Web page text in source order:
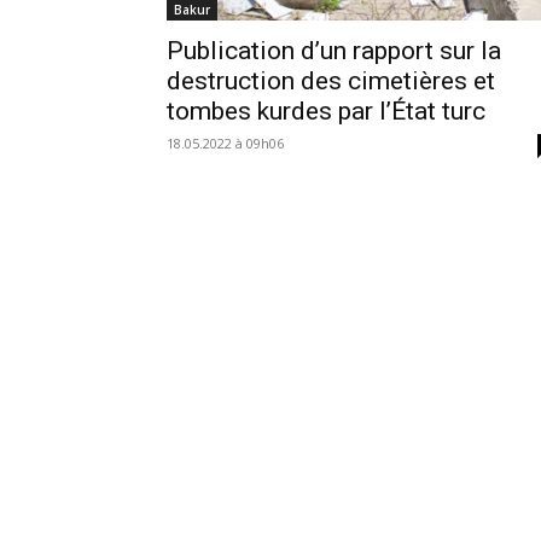
Bakur
Publication d’un rapport sur la
destruction des cimetières et
tombes kurdes par l’État turc
18.05.2022 à 09h06